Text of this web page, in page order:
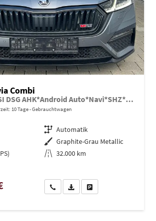
Combi
Kombi 2.0 TFSI DSG AHK*Android Auto*Navi*SHZ*Matrix*E-Heck*Totwinkel*ACC
10 Tage Gebrauchtwagen
Getriebe Automatik
Außenfarbe Graphite-Grau Metallic
Kilometerstand 32.000 km
Wir rufen Sie anPDF-Datei, Fahrzeugexposé